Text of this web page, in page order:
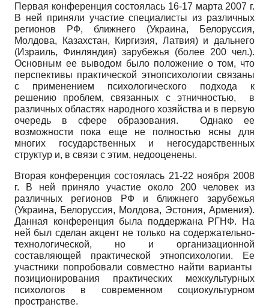
Первая конференция состоялась 16-17 марта 2007 г.
В ней приняли участие специалисты из различных
регионов РФ, ближнего (Украина, Белоруссия,
Молдова, Казахстан, Киргизия, Латвия) и дальнего
(Израиль, Финляндия) зарубежья (более 200 чел.).
Основным ее выводом было положение о том, что
перспективы практической этнопсихологии связаны
с применением психологического подхода к
решению проблем, связанных с этничностью, в
различных областях народного хозяйства и в первую
очередь в сфере образования. Однако ее
возможности пока еще не полностью ясны для
многих государственных и негосударственных
структур и, в связи с этим, недооценены.
Вторая конференция состоялась 21-22 ноября 2008
г. В ней приняло участие около 200 человек из
различных регионов РФ и ближнего зарубежья
(Украина, Белоруссия, Молдова, Эстония, Армения).
Данная конференция была поддержана РГНФ. На
ней был сделан акцент не только на содержательно-
технологической, но и организационной
составляющей практической этнопсихологии. Ее
участники попробовали совместно найти варианты
позиционирования практических межкультурных
психологов в современном социокультурном
пространстве.